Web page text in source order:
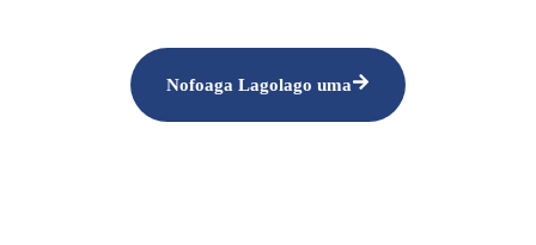
Nofoaga Lagolago uma